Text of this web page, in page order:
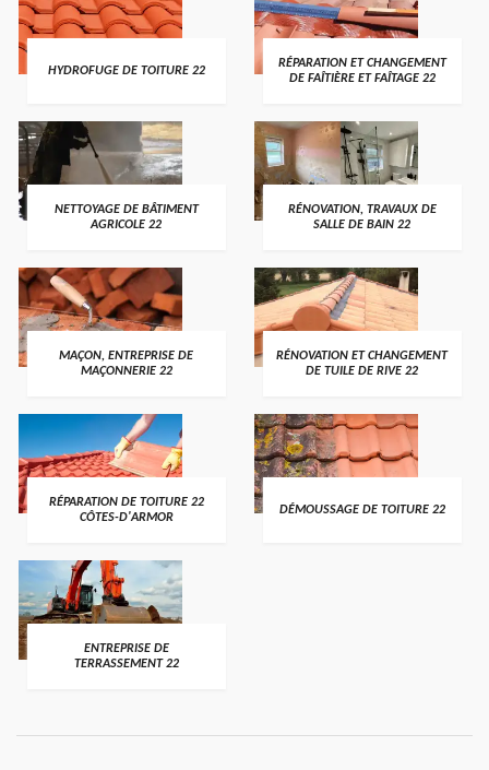
HYDROFUGE DE TOITURE 22
RÉPARATION ET CHANGEMENT
DE FAÎTIÈRE ET FAÎTAGE 22
NETTOYAGE DE BÂTIMENT
AGRICOLE 22
RÉNOVATION, TRAVAUX DE
SALLE DE BAIN 22
MAÇON, ENTREPRISE DE
MAÇONNERIE 22
RÉNOVATION ET CHANGEMENT
DE TUILE DE RIVE 22
RÉPARATION DE TOITURE 22
CÔTES-D'ARMOR
DÉMOUSSAGE DE TOITURE 22
ENTREPRISE DE
TERRASSEMENT 22